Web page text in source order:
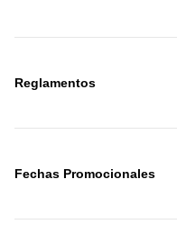
Reglamentos
Fechas Promocionales